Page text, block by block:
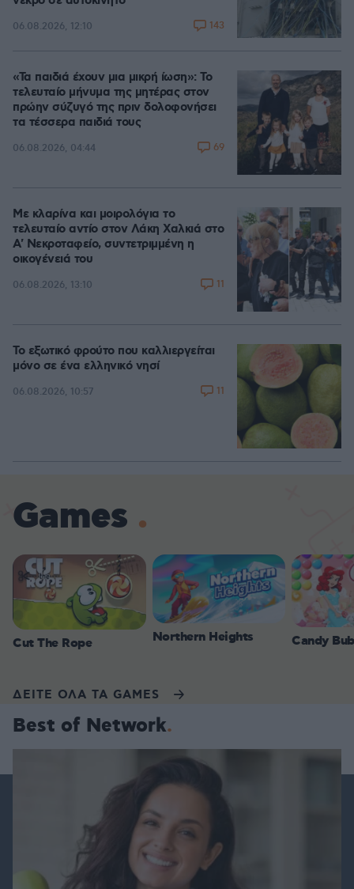
06.08.2026, 12:10 143
«Τα παιδιά έχουν μια μικρή ίωση»: Το
τελευταίο μήνυμα της μητέρας στον
πρώην σύζυγό της πριν δολοφονήσει
τα τέσσερα παιδιά τους
06.08.2026, 04:44 69
Με κλαρίνα και μοιρολόγια το
τελευταίο αντίο στον Λάκη Χαλκιά στο
A' Νεκροταφείο, συντετριμμένη η
οικογένειά του
06.08.2026, 13:10 11
Το εξωτικό φρούτο που καλλιεργείται
μόνο σε ένα ελληνικό νησί
06.08.2026, 10:57 11
Games
Cut The Rope Northern Heights Candy
ΔΕΙΤΕ ΟΛΑ ΤΑ GAMES
Best of Network